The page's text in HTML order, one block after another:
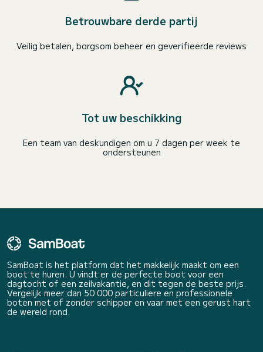
Betrouwbare derde partij
Veilig betalen, borgsom beheer en geverifieerde reviews
Tot uw beschikking
Een team van deskundigen om u 7 dagen per week te
ondersteunen
SamBoat is het platform dat het makkelijk maakt om een
boot te huren. U vindt er de perfecte boot voor een
dagtocht of een zeilvakantie, en dit tegen de beste prijs.
Vergelijk meer dan 50 000 particuliere en professionele
boten met of zonder schipper en vaar met een gerust hart
de wereld rond.